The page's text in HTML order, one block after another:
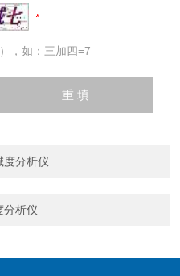
，如：三加四=7
度分析仪
分析仪